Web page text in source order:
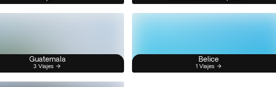
Guatemala
3 Viajes
Belice
1 Viajes